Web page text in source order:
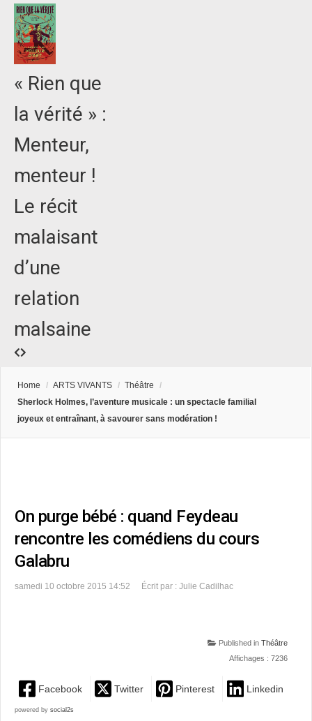
« Rien que
la vérité » :
Menteur,
menteur !
Le récit
malaisant
d’une
relation
malsaine
Home / ARTS VIVANTS / Théâtre
/
Sherlock Holmes, l’aventure musicale : un spectacle familial
joyeux et entraînant, à savourer sans modération !
On purge bébé : quand Feydeau
rencontre les comédiens du cours
Galabru
samedi 10 octobre 2015 14:52 Écrit par : Julie Cadilhac
Published in Théâtre
Affichages : 7236
Facebook Twitter Pinterest Linkedin
powered by social2s